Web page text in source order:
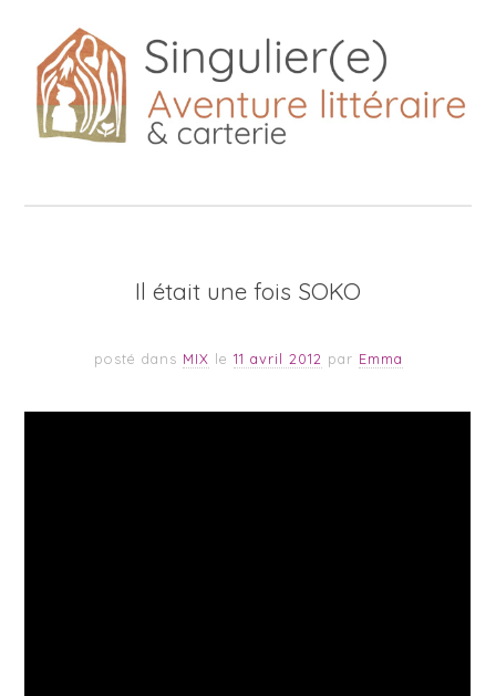
Il était une fois SOKO
posté dans MIX le 11 avril 2012 par Emma